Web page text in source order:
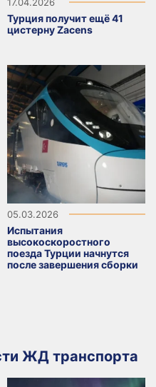
Турция получит ещё 41
цистерну Zacens
05.03.2026
Испытания
высокоскоростного
поезда Турции начнутся
после завершения сборки
ЖД транспорта